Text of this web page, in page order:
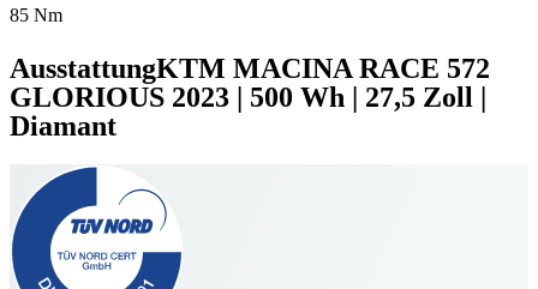
85 Nm
AusstattungKTM MACINA RACE 572
GLORIOUS 2023 | 500 Wh | 27,5 Zoll |
Diamant